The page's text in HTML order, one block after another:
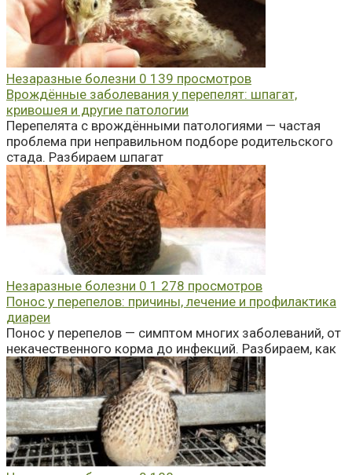
Незаразные болезни 0 139 просмотров
Врождённые заболевания у перепелят: шпагат,
кривошея и другие патологии
Перепелята с врождёнными патологиями — частая
проблема при неправильном подборе родительского
стада. Разбираем шпагат
Незаразные болезни 0 1 278 просмотров
Понос у перепелов: причины, лечение и профилактика
диареи
Понос у перепелов — симптом многих заболеваний, от
некачественного корма до инфекций. Разбираем, как